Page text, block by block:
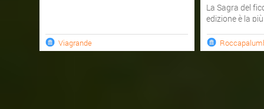
Viagrande
La Sagra del
edizione è la